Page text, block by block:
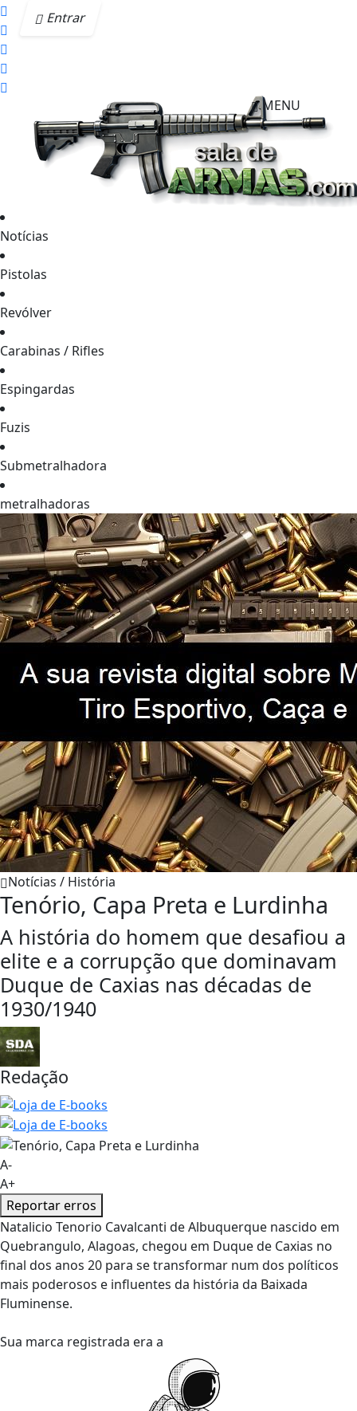
Entrar
MENU
Notícias
Pistolas
Revólver
Carabinas / Rifles
Espingardas
Fuzis
Submetralhadora
metralhadoras
Notícias / História
Tenório, Capa Preta e Lurdinha
A história do homem que desafiou a
elite e a corrupção que dominavam
Duque de Caxias nas décadas de
1930/1940
Redação
A-
A+
Reportar erros
Natalicio Tenorio Cavalcanti de Albuquerque nascido em
Quebrangulo, Alagoas, chegou em Duque de Caxias no
final dos anos 20 para se transformar num dos políticos
mais poderosos e influentes da história da Baixada
Fluminense.
Sua marca registrada era a